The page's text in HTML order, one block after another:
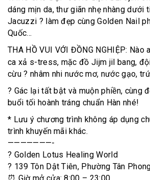
dáng mịn da, thư giãn nhẹ nhàng dưới
Jacuzzi ? làm đẹp cùng Golden Nail
Quốc…
THA HỒ VUI VỚI ĐỒNG NGHIỆP: Nào
ca xả s-tress, mặc đồ Jijm jil bang,
cừu ? nhâm nhi nước mơ, nước gạo,
?️ Gác lại tất bật và muộn phiền, cùng
buổi tối hoành tráng chuẩn Hàn nhé!
* Lưu ý chương trình không áp dụng
trình khuyến mãi khác.
———————-
? Golden Lotus Healing World
? 139 Tôn Dật Tiên, Phường Tân